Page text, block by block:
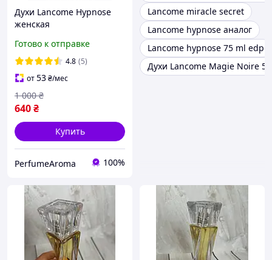
Духи Lancome Hypnose
женская
100 мл восточно
ванильный аромат
Ланком Гипноз
Готово к отправке
4.8 (5)
от53₴/мес
640₴
1 000 ₴
Купить
PerfumeAroma 100%
Lancome miracle secret
Lancome hypnose аналог
Lancome hypnose 75 ml edp
Духи Lancome Magie Noire